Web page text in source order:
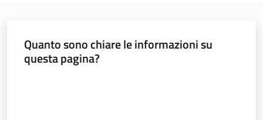
Quanto sono chiare le informazioni su
questa pagina?